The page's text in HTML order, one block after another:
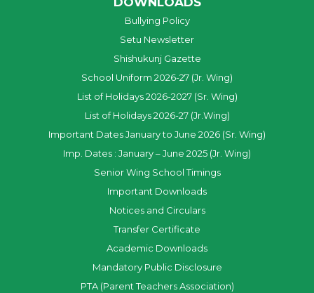
Bullying Policy
Setu Newsletter
Shishukunj Gazette
School Uniform 2026-27 (Jr. Wing)
List of Holidays 2026-2027 (Sr. Wing)
List of Holidays 2026-27 (Jr.Wing)
Important Dates January to June 2026 (Sr. Wing)
Imp. Dates : January – June 2025 (Jr. Wing)
Senior Wing School Timings
Important Downloads
Notices and Circulars
Transfer Certificate
Academic Downloads
Mandatory Public Disclosure
PTA (Parent Teachers Association)